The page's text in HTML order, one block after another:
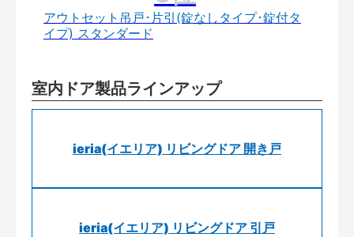
アウトセット吊戸･片引(錠なしタイプ･錠付タ
イプ) スタンダード
室内ドア製品ラインアップ
ieria(イエリア) リビングドア 開き戸
ieria(イエリア) リビングドア 引戸